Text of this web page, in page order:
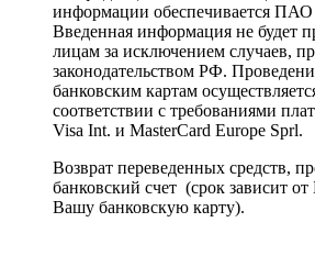
информации обеспечивается
Введенная информация не будет
лицам за исключением случаев,
законодательством РФ.
банковским картам
соответствии с требованиями
Visa Int. и MasterCard Europe Sprl.
Возврат переведенных средств,
банковский счет (срок зависит
Вашу банковскую карту).